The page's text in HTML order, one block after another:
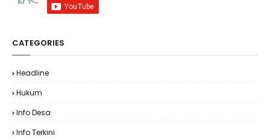
CATEGORIES
Headline
Hukum
Info Desa
Info Terkini